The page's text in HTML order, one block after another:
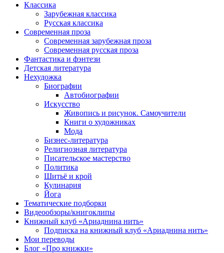
Классика
Зарубежная классика
Русская классика
Современная проза
Современная зарубежная проза
Современная русская проза
Фантастика и фэнтези
Детская литература
Нехудожка
Биографии
Автобиографии
Искусство
Живопись и рисунок. Самоучители
Книги о художниках
Мода
Бизнес-литература
Религиозная литература
Писательское мастерство
Политика
Шитьё и крой
Кулинария
Йога
Тематические подборки
Видеообзоры/книгоклипы
Книжный клуб «Ариаднина нить»
Подписка на книжный клуб «Ариаднина нить»
Мои переводы
Блог «Про книжки»